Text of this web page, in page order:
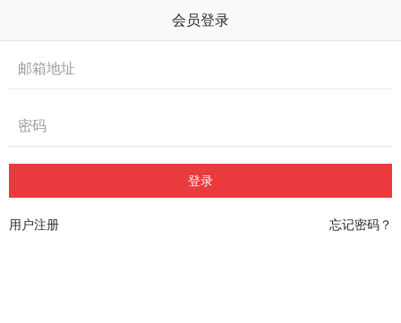
会员登录
用户注册 忘记密码？